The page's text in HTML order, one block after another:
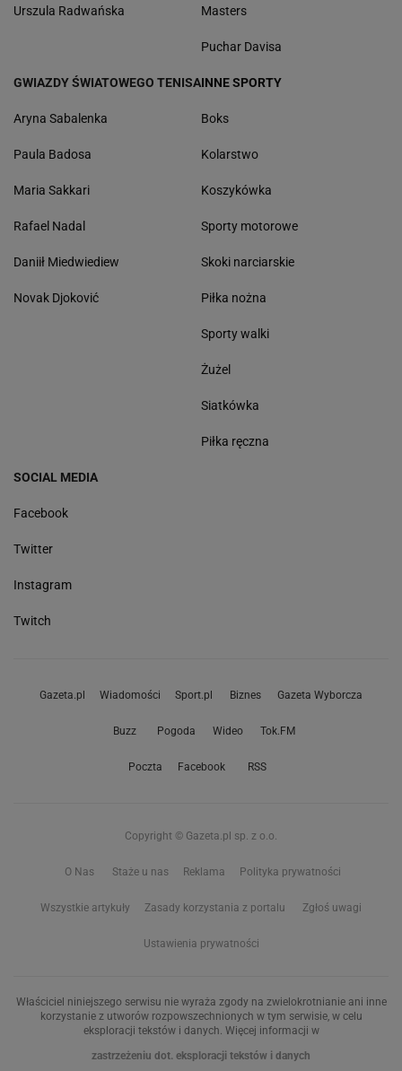
Urszula Radwańska Masters
Puchar Davisa
GWIAZDY ŚWIATOWEGO TENISA
Aryna Sabalenka
Paula Badosa
Maria Sakkari
Rafael Nadal
Daniił Miedwiediew
Novak Djoković
INNE SPORTY
Boks
Kolarstwo
Koszykówka
Sporty motorowe
Skoki narciarskie
Piłka nożna
Sporty walki
Żużel
Siatkówka
Piłka ręczna
SOCIAL MEDIA
Facebook
Twitter
Instagram
Twitch
Gazeta.pl Wiadomości Sport.pl Biznes Gazeta Wyborcza
Buzz Pogoda Wideo Tok.FM
Poczta Facebook RSS
Copyright © Gazeta.pl sp. z o.o.
O Nas Staże u nas Reklama Polityka prywatności
Wszystkie artykuły Zasady korzystania z portalu Zgłoś uwagi
Ustawienia prywatności
Właściciel niniejszego serwisu nie wyraża zgody na zwielokrotnianie ani inne
korzystanie z utworów rozpowszechnionych w tym serwisie, w celu
eksploracji tekstów i danych. Więcej informacji w
zastrzeżeniu dot. eksploracji tekstów i danych